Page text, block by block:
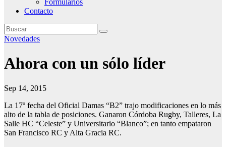
Formularios
Contacto
Novedades
Ahora con un sólo líder
Sep 14, 2015
La 17º fecha del Oficial Damas “B2” trajo modificaciones en lo más
alto de la tabla de posiciones. Ganaron Córdoba Rugby, Talleres, La
Salle HC “Celeste” y Universitario “Blanco”; en tanto empataron
San Francisco RC y Alta Gracia RC.